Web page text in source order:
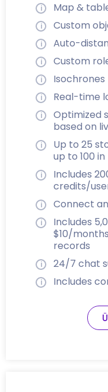
Map &
Custom
Auto-
Custom
Isochrones
Real-time
Optimized
based on
Up to 25
up to 100
Includes
credits/
Connect
Includes
$10/
records
24/7 chat
Includes